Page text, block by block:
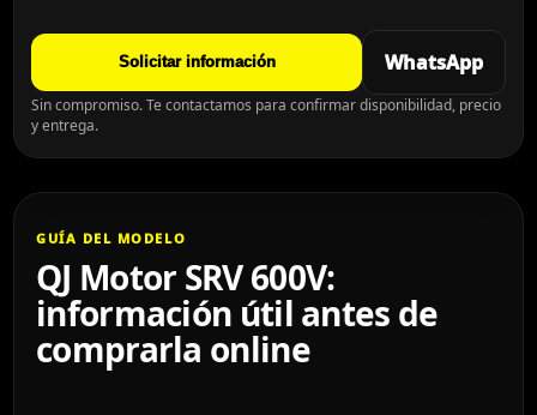
Solicitar información WhatsApp
Sin compromiso. Te contactamos para confirmar disponibilidad, precio
y entrega.
GUÍA DEL MODELO
QJ Motor SRV 600V:
información útil antes de
comprarla online